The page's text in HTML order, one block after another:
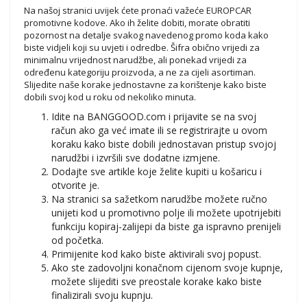
Na našoj stranici uvijek ćete pronaći važeće EUROPCAR
promotivne kodove. Ako ih želite dobiti, morate obratiti
pozornost na detalje svakog navedenog promo koda kako
biste vidjeli koji su uvjeti i odredbe. Šifra obično vrijedi za
minimalnu vrijednost narudžbe, ali ponekad vrijedi za
određenu kategoriju proizvoda, a ne za cijeli asortiman.
Slijedite naše korake jednostavne za korištenje kako biste
dobili svoj kod u roku od nekoliko minuta.
Idite na BANGGOOD.com i prijavite se na svoj
račun ako ga već imate ili se registrirajte u ovom
koraku kako biste dobili jednostavan pristup svojoj
narudžbi i izvršili sve dodatne izmjene.
Dodajte sve artikle koje želite kupiti u košaricu i
otvorite je.
Na stranici sa sažetkom narudžbe možete ručno
unijeti kod u promotivno polje ili možete upotrijebiti
funkciju kopiraj-zalijepi da biste ga ispravno prenijeli
od početka.
Primijenite kod kako biste aktivirali svoj popust.
Ako ste zadovoljni konačnom cijenom svoje kupnje,
možete slijediti sve preostale korake kako biste
finalizirali svoju kupnju.